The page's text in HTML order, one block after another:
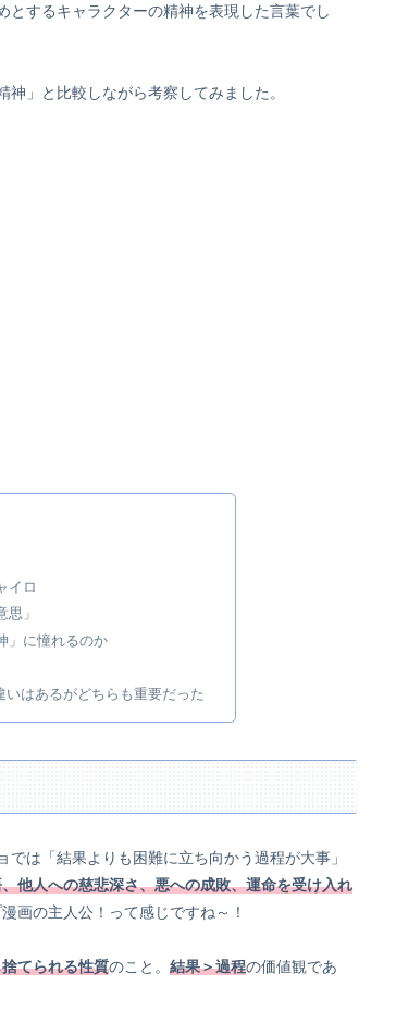
するキャラクターの精神を表現した言葉でし
」と比較しながら考察してみました。
イロ
」
」に憧れるのか
はあるがどちらも重要だった
は「結果よりも困難に立ち向かう過程が大事」
他人への慈悲深さ、悪への成敗、運命を受け入れ
画の主人公！って感じですね～！
てられる性質のこと。 結果＞過程の価値観であ